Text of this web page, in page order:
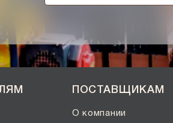
ПОСТАВЩИКАМ
О компании